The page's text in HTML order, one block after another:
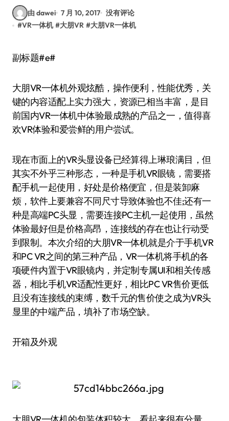
由 dawei 7 月 10, 2017 没有评论
#VR一体机 #大朋VR #大朋VR一体机
副标题#e#
大朋VR一体机外观炫酷，操作便利，性能优秀，关
键的内容适配上实力强大，资源已相当丰富，是目
前国内VR一体机中体验最成熟的产品之一，值得喜
欢VR体验和爱尝鲜的用户尝试。
现在市面上的VR头显设备已经算得上琳琅满目，但
其实不外乎三种形态，一种是手机VR眼镜，需要搭
配手机一起使用，好处是价格便宜，但是装卸麻
烦，软件上要兼容不同尺寸导致体验也不佳;还有一
种是高端PC头显，需要连接PC主机一起使用，虽然
体验最好但是价格高昂，连接线的存在也让行动受
到限制。本次介绍的大朋VR一体机就是介于手机VR
和PC VR之间的第三种产品，VR一体机将手机的各
项硬件内置于VR眼镜内，并定制专属UI和相关传感
器，相比手机VR适配性更好，相比PC VR售价更低
且没有连接线的束缚，数千元的售价使之成为VR头
显里的中端产品，填补了市场空缺。
开箱及外观